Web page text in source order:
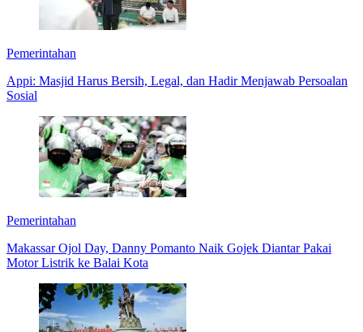
Pemerintahan
Appi: Masjid Harus Bersih, Legal, dan Hadir Menjawab Persoalan
Sosial
Pemerintahan
Makassar Ojol Day, Danny Pomanto Naik Gojek Diantar Pakai
Motor Listrik ke Balai Kota